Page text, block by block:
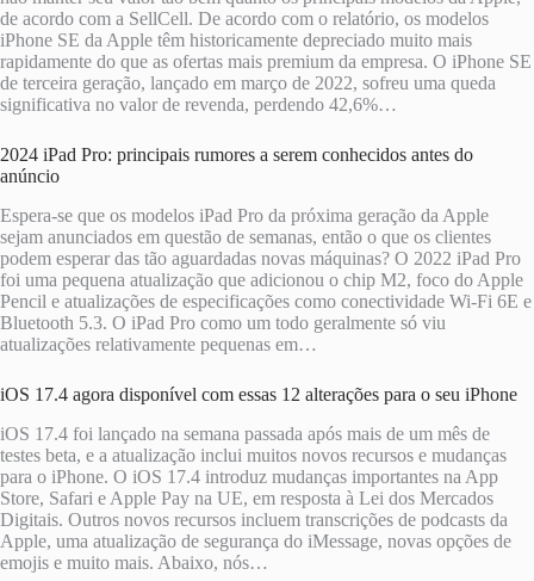
de acordo com a SellCell. De acordo com o relatório, os modelos
iPhone SE da Apple têm historicamente depreciado muito mais
rapidamente do que as ofertas mais premium da empresa. O iPhone SE
de terceira geração, lançado em março de 2022, sofreu uma queda
significativa no valor de revenda, perdendo 42,6%…
2024 iPad Pro: principais rumores a serem conhecidos antes do
anúncio
Espera-se que os modelos iPad Pro da próxima geração da Apple
sejam anunciados em questão de semanas, então o que os clientes
podem esperar das tão aguardadas novas máquinas? O 2022 iPad Pro
foi uma pequena atualização que adicionou o chip M2, foco do Apple
Pencil e atualizações de especificações como conectividade Wi-Fi 6E e
Bluetooth 5.3. O iPad Pro como um todo geralmente só viu
atualizações relativamente pequenas em…
iOS 17.4 agora disponível com essas 12 alterações para o seu iPhone
iOS 17.4 foi lançado na semana passada após mais de um mês de
testes beta, e a atualização inclui muitos novos recursos e mudanças
para o iPhone. O iOS 17.4 introduz mudanças importantes na App
Store, Safari e Apple Pay na UE, em resposta à Lei dos Mercados
Digitais. Outros novos recursos incluem transcrições de podcasts da
Apple, uma atualização de segurança do iMessage, novas opções de
emojis e muito mais. Abaixo, nós…